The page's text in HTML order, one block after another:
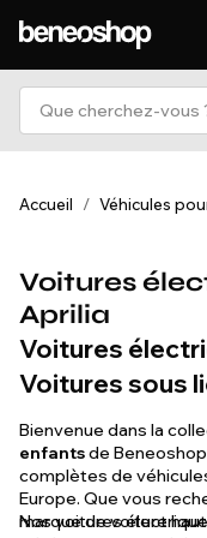
Accueil / Véhicules
Voitures
Aprilia
Voitures
Voitures sous
Bienvenue dans la
enfantsde
complètes de
Europe. Que vous
marque de voiture
Nos voitures